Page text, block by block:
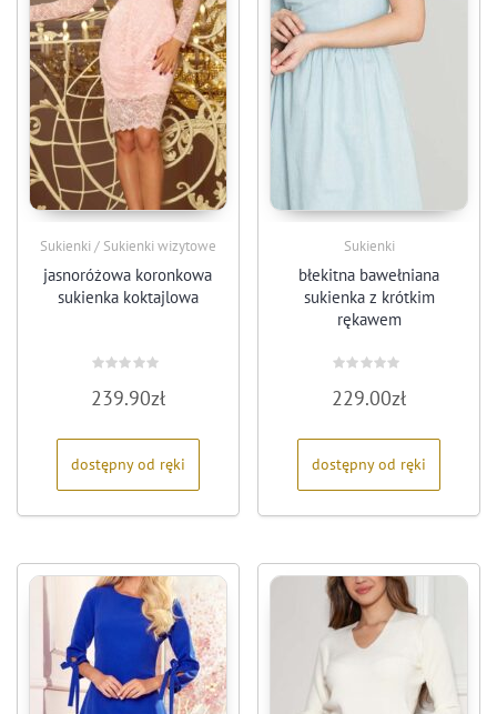
Sukienki / Sukienki wizytowe
jasnoróżowa koronkowa
sukienka koktajlowa
0
na
239.90zł
dostępny od ręki
Sukienki
błekitna bawełniana
sukienka z krótkim
rękawem
0
na
229.00zł
dostępny od ręki